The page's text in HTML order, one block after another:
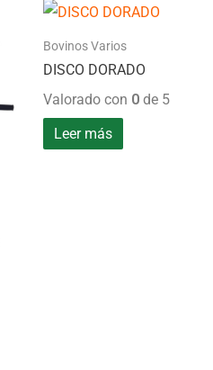
Bovinos Varios
DISCO DORADO
Valorado con 0de 5
Leer más